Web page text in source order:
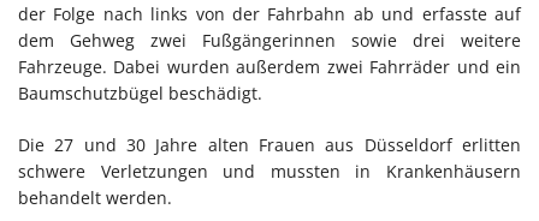
der Folge nach links von der Fahrbahn ab und erfasste auf
dem Gehweg zwei Fußgängerinnen sowie drei weitere
Fahrzeuge. Dabei wurden außerdem zwei Fahrräder und ein
Baumschutzbügel beschädigt.
Die 27 und 30 Jahre alten Frauen aus Düsseldorf erlitten
schwere Verletzungen und mussten in Krankenhäusern
behandelt werden.